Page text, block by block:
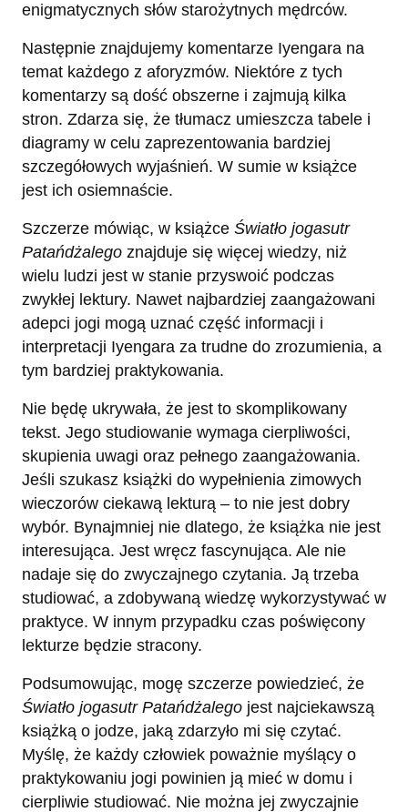
enigmatycznych słów starożytnych mędrców.
Następnie znajdujemy komentarze Iyengara na
temat każdego z aforyzmów. Niektóre z tych
komentarzy są dość obszerne i zajmują kilka
stron. Zdarza się, że tłumacz umieszcza tabele i
diagramy w celu zaprezentowania bardziej
szczegółowych wyjaśnień. W sumie w książce
jest ich osiemnaście.
Szczerze mówiąc, w książce Światło jogasutr
Patańdżalego znajduje się więcej wiedzy, niż
wielu ludzi jest w stanie przyswoić podczas
zwykłej lektury. Nawet najbardziej zaangażowani
adepci jogi mogą uznać część informacji i
interpretacji Iyengara za trudne do zrozumienia, a
tym bardziej praktykowania.
Nie będę ukrywała, że jest to skomplikowany
tekst. Jego studiowanie wymaga cierpliwości,
skupienia uwagi oraz pełnego zaangażowania.
Jeśli szukasz książki do wypełnienia zimowych
wieczorów ciekawą lekturą – to nie jest dobry
wybór. Bynajmniej nie dlatego, że książka nie jest
interesująca. Jest wręcz fascynująca. Ale nie
nadaje się do zwyczajnego czytania. Ją trzeba
studiować, a zdobywaną wiedzę wykorzystywać w
praktyce. W innym przypadku czas poświęcony
lekturze będzie stracony.
Podsumowując, mogę szczerze powiedzieć, że
Światło jogasutr Patańdżalego jest najciekawszą
książką o jodze, jaką zdarzyło mi się czytać.
Myślę, że każdy człowiek poważnie myślący o
praktykowaniu jogi powinien ją mieć w domu i
cierpliwie studiować. Nie można jej zwyczajnie